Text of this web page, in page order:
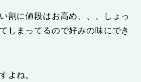
割に値段はお高め、、、しょっ
しまってるので好みの味にでき
よね。